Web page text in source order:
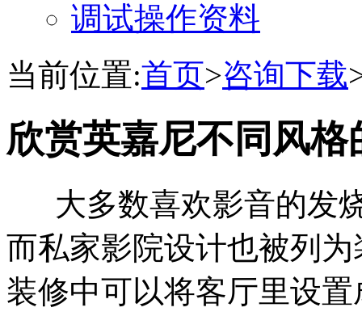
调试操作资料
当前位置:首页>咨询下载
欣赏英嘉尼不同风
大多数喜欢影音的发
而私家影院设计也被列
装修中可以将客厅里设